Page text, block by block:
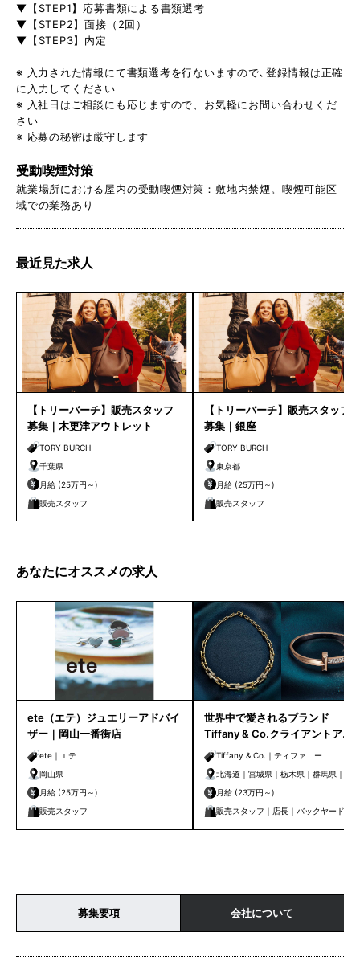
▼【STEP1】応募書類による書類選考
▼【STEP2】面接（2回）
▼【STEP3】内定
※ 入力された情報にて書類選考を行ないますので､登録情報は正確
に入力してください
※ 入社日はご相談にも応じますので、お気軽にお問い合わせくだ
さい
※ 応募の秘密は厳守します
受動喫煙対策
就業場所における屋内の受動喫煙対策：敷地内禁煙。喫煙可能区
域での業務あり
最近見た求人
【トリーバーチ】販売スタッフ
募集｜木更津アウトレット
TORY BURCH
千葉県
月給 (25万円～)
販売スタッフ
【トリーバーチ】販売スタッフ
募集｜銀座
TORY BURCH
東京都
月給 (25万円～)
販売スタッフ
あなたにオススメの求人
ete（エテ）ジュエリーアドバイ
ザー｜岡山一番街店
ete｜エテ
岡山県
月給 (25万円～)
販売スタッフ
世界中で愛されるブランド
Tiffany & Co.クライアントアド
バイザー｜クライアントケアセ
ンター
Tiffany & Co.｜ティファニー
北海道｜宮城県｜栃木県｜群馬県｜埼
玉県｜千葉県｜東京都｜神奈川県｜新
潟県｜石川県｜静岡県｜愛知県｜京都
月給 (23万円～)
販売スタッフ｜店長｜バックヤード｜
管理・事務
募集要項 会社について